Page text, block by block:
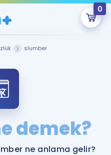
0
An Boş.
onlarca eğitim seni
slumber
demek?
ne anlama gelir?